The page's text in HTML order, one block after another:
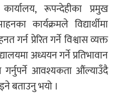
रूपन्देहीका प्रमुख
कार्यक्रमले विद्यार्थीमा
प्रेरित गर्ने विश्वास व्यक्त
अध्ययन गर्ने प्रतिभावान
गर्नुपर्ने आवश्यकता औंल्याउँदै
बताउनु भयो ।